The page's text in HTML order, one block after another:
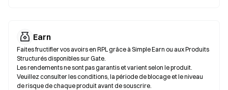
Earn
Faites fructifier vos avoirs en RPL grâce à Simple Earn ou aux Produits
Structurés disponibles sur Gate.
Les rendements ne sont pas garantis et varient selon le produit.
Veuillez consulter les conditions, la période de blocage et le niveau
de risque de chaque produit avant de souscrire.